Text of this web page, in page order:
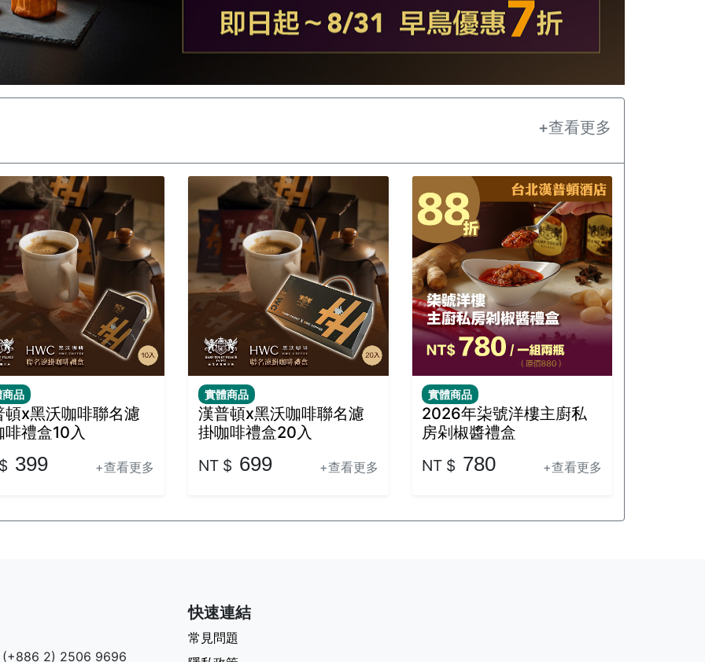
+查看更多
頓x黑沃咖啡聯名濾
啡禮盒10入
399 +查看更多
漢普頓x黑沃咖啡聯名濾
掛咖啡禮盒20入
NT $ 699 +查看更多
2026年柒號洋樓主廚私
房剁椒醬禮盒
NT $ 780 +查看更多
(+886 2) 2506 9696
快速連結
常見問題